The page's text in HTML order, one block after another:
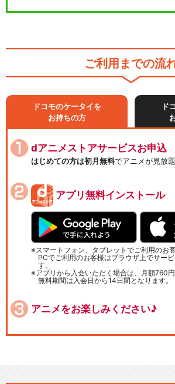
ご利用までの流
ドコモのケータイを
お持ちの方
ド
dアニメストアサービスお申込
はじめての方は初月無料でアニメが見放題
アプリ無料インストール
スマートフォン、タブレットでご利用のお
PCでご利用のお客様はブラウザ上でサー
す。
アプリから入会いただく場合は、月額760
無料期間は入会日から14日間となります。
アニメをお楽しみください♪